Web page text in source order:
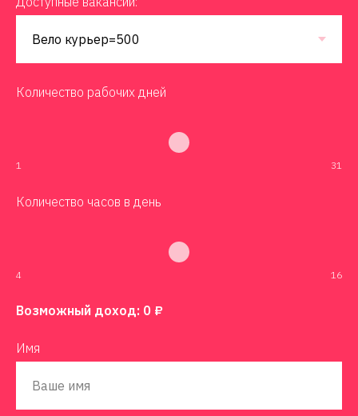
Количество рабочих дней
1 31
Количество часов в день
4 16
Возможный доход: 0 ₽
Имя